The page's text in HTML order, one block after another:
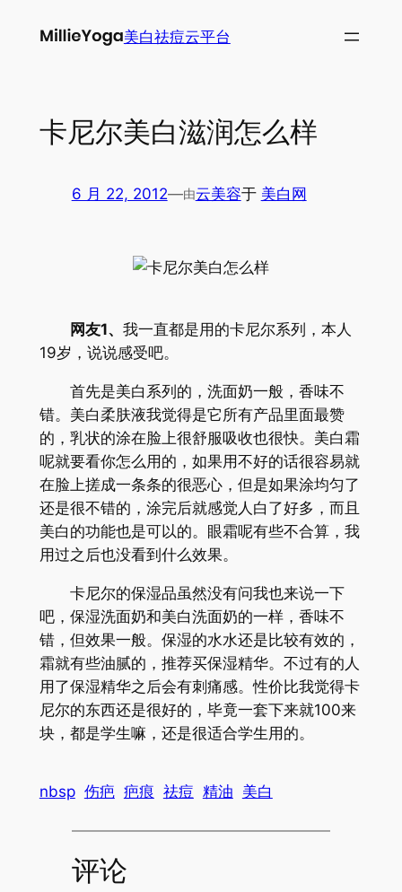
美白祛痘云平台
卡尼尔美白滋润怎么样
6 月 22, 2012—由云美容于 美白网
网友1、 我一直都是用的卡尼尔系列，本人
19岁，说说感受吧。
首先是美白系列的，洗面奶一般，香味不
错。美白柔肤液我觉得是它所有产品里面最赞
的，乳状的涂在脸上很舒服吸收也很快。美白霜
呢就要看你怎么用的，如果用不好的话很容易就
在脸上搓成一条条的很恶心，但是如果涂均匀了
还是很不错的，涂完后就感觉人白了好多，而且
美白的功能也是可以的。眼霜呢有些不合算，我
用过之后也没看到什么效果。
卡尼尔的保湿品虽然没有问我也来说一下
吧，保湿洗面奶和美白洗面奶的一样，香味不
错，但效果一般。保湿的水水还是比较有效的，
霜就有些油腻的，推荐买保湿精华。不过有的人
用了保湿精华之后会有刺痛感。性价比我觉得卡
尼尔的东西还是很好的，毕竟一套下来就100来
块，都是学生嘛，还是很适合学生用的。
nbsp 伤疤 疤痕 祛痘 精油 美白
评论